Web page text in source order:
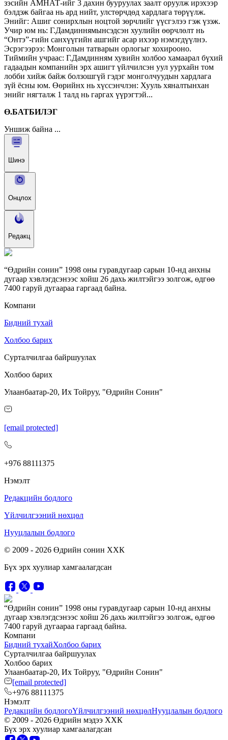
зэсийн АМНАТ-ийг 3 дахин бууруулах заалт оруулж ирэхээр
бэлдэж байгаа нь ард нийт, улстөрчдөд хардлага төрүүлж.
Энийг: Ашиг сонирхлын ноцтой зөрчлийг үүсгэлээ гэж үзэж.
Учир юм нь: Г.Дамдиннямынсэдсэн хуулийн өөрчлөлт нь
“Онтэ”-гийн санхүүгийн ашгийг асар ихээр нэмэгдүүлнэ.
Эсрэгээрээ: Монголын татварын орлогыг хохирооно.
Тиймийн учраас: Г.Дамдинням хувийн холбоо хамаарал бүхий
гадаадын компанийн эрх ашигт үйлчилсэн уул уурхайн том
лобби хийж байж болзошгүй гэдэг монголчуудын хардлага
зүй ёсны юм. Өөрийнх нь хүссэнчлэн: Хууль хяналтынхан
энийг нягталж 1 талд нь гаргах үүрэгтэй...
Ө.БАТБИЛЭГ
Уншиж байна ...
Шинэ
Онцлох
Редакц
“Өдрийн сонин” 1998 оны гуравдугаар сарын 10-нд анхны
дугаар хэвлэгдсэнээс хойш 26 дахь жилтэйгээ золгож, өдгөө
7400 гаруй дугаараа гаргаад байна.
Компани
Бидний тухай
Холбоо барих
Сурталчилгаа байршуулах
Холбоо барих
Улаанбаатар-20, Их Тойруу, "Өдрийн Сонин"
[email protected]
+976 88111375
Нэмэлт
Редакцийн бодлого
Үйлчилгээний нөхцөл
Нууцлалын бодлого
© 2009 - 2026 Өдрийн сонин ХХК
Бүх эрх хуулиар хамгаалагдсан
“Өдрийн сонин” 1998 оны гуравдугаар сарын 10-нд анхны
дугаар хэвлэгдсэнээс хойш 26 дахь жилтэйгээ золгож, өдгөө
7400 гаруй дугаараа гаргаад байна.
Компани
Бидний тухайХолбоо барих
Сурталчилгаа байршуулах
Холбоо барих
Улаанбаатар-20, Их Тойруу, "Өдрийн Сонин"
[email protected]
+976 88111375
Нэмэлт
Редакцийн бодлогоҮйлчилгээний нөхцөлНууцлалын бодлого
© 2009 - 2026 Өдрийн мэдээ ХХК
Бүх эрх хуулиар хамгаалагдсан